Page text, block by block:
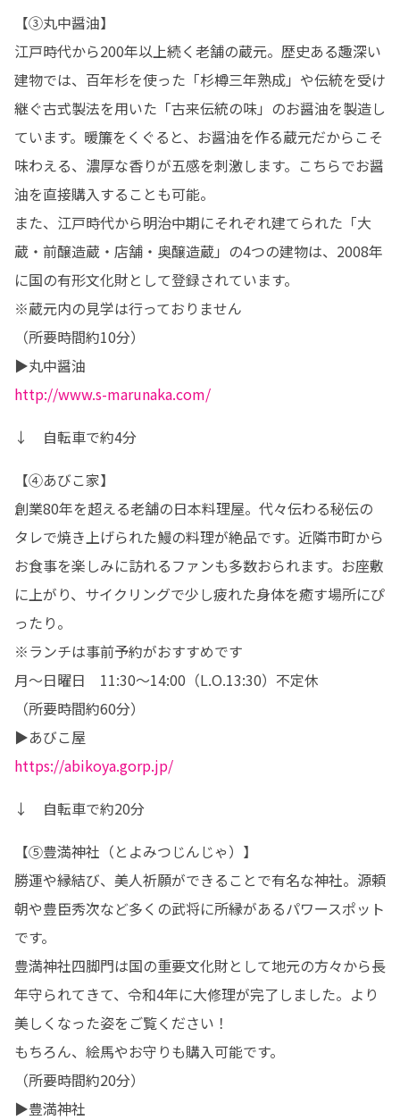
【③丸中醤油】
江戸時代から200年以上続く老舗の蔵元。歴史ある趣深い
建物では、百年杉を使った「杉樽三年熟成」や伝統を受け
継ぐ古式製法を用いた「古来伝統の味」のお醤油を製造し
ています。暖簾をくぐると、お醤油を作る蔵元だからこそ
味わえる、濃厚な香りが五感を刺激します。こちらでお醤
油を直接購入することも可能。
また、江戸時代から明治中期にそれぞれ建てられた「大
蔵・前醸造蔵・店舗・奥醸造蔵」の4つの建物は、2008年
に国の有形文化財として登録されています。
※蔵元内の見学は行っておりません
（所要時間約10分）
http://www.s-marunaka.com/
↓　自転車で約4分
【④あびこ家】
創業80年を超える老舗の日本料理屋。代々伝わる秘伝の
タレで焼き上げられた鰻の料理が絶品です。近隣市町から
お食事を楽しみに訪れるファンも多数おられます。お座敷
に上がり、サイクリングで少し疲れた身体を癒す場所にぴ
ったり。
※ランチは事前予約がおすすめです
月～日曜日　11:30～14:00（L.O.13:30）不定休
（所要時間約60分）
https://abikoya.gorp.jp/
↓　自転車で約20分
【⑤豊満神社（とよみつじんじゃ）】
勝運や縁結び、美人祈願ができることで有名な神社。源頼
朝や豊臣秀次など多くの武将に所縁があるパワースポット
です。
豊満神社四脚門は国の重要文化財として地元の方々から長
年守られてきて、令和4年に大修理が完了しました。より
美しくなった姿をご覧ください！
もちろん、絵馬やお守りも購入可能です。
（所要時間約20分）